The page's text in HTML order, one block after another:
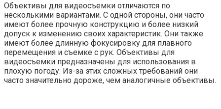
Объективы для видеосъемки отличаются по
несколькими вариантами. С одной стороны, они часто
имеют более прочную конструкцию и более низкий
допуск к изменению своих характеристик. Они также
имеют более длинную фокусировку для плавного
перемещения и съемке с рук. Объективы для
видеосъемки предназначены для использования в
плохую погоду. Из-за этих сложных требований они
часто значительно дороже, чем аналогичные объективы.